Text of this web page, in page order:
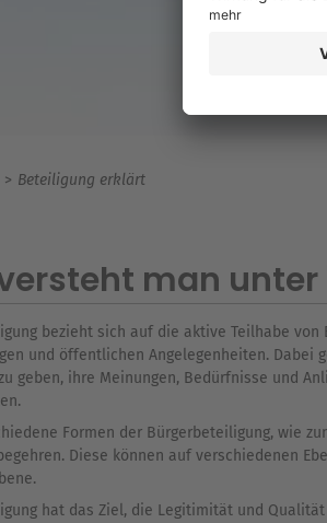
Beteiligung erklärt
man unter
bezieht sich auf die aktive Teilhabe
und öffentlichen Angelegenheiten. Dabei
geben, ihre Meinungen, Bedürfnisse und
Formen der Bürgerbeteiligung, wie
Diese können auf verschiedenen
hat das Ziel, die Legitimität und